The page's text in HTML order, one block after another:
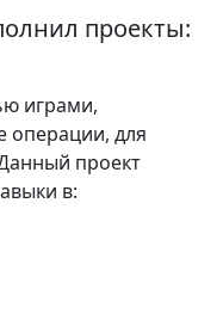
проекты:
играми,
операции, для
проект
в: